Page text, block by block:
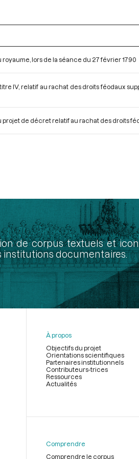
lors de la séance du 27 février 1790
IV, relatif au rachat des droits féodaux
de décret relatif au rachat des droits
de corpus textuels et
institutions documentaires.
page
À propos
Objectifs du projet
Orientations scientifiques
Partenaires institutionnels
Contributeurs-trices
Ressources
Actualités
Comprendre
Comprendre le corpus